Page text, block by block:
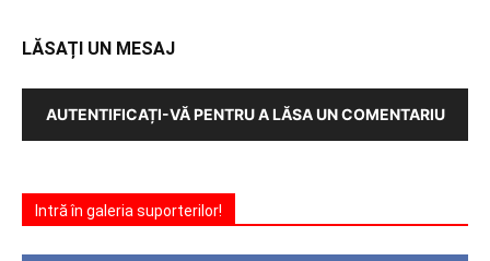
LĂSAȚI UN MESAJ
AUTENTIFICAȚI-VĂ PENTRU A LĂSA UN COMENTARIU
Intră în galeria suporterilor!